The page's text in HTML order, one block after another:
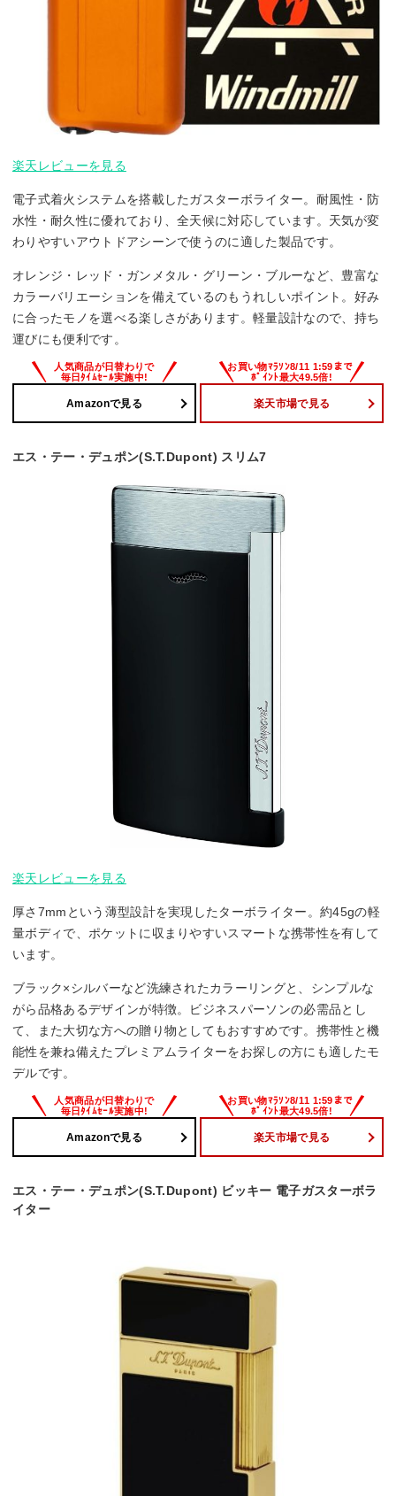
楽天レビューを見る
電子式着火システムを搭載したガスターボライター。耐風性・防
水性・耐久性に優れており、全天候に対応しています。天気が変
わりやすいアウトドアシーンで使うのに適した製品です。
オレンジ・レッド・ガンメタル・グリーン・ブルーなど、豊富な
カラーバリエーションを備えているのもうれしいポイント。好み
に合ったモノを選べる楽しさがあります。軽量設計なので、持ち
運びにも便利です。
Amazonで見る 楽天市場で見る
エス・テー・デュポン(S.T.Dupont) スリム7
楽天レビューを見る
厚さ7mmという薄型設計を実現したターボライター。約45gの軽
量ボディで、ポケットに収まりやすいスマートな携帯性を有して
います。
ブラック×シルバーなど洗練されたカラーリングと、シンプルな
がら品格あるデザインが特徴。ビジネスパーソンの必需品とし
て、また大切な方への贈り物としてもおすすめです。携帯性と機
能性を兼ね備えたプレミアムライターをお探しの方にも適したモ
デルです。
Amazonで見る 楽天市場で見る
エス・テー・デュポン(S.T.Dupont) ビッキー 電子ガスターボラ
イター